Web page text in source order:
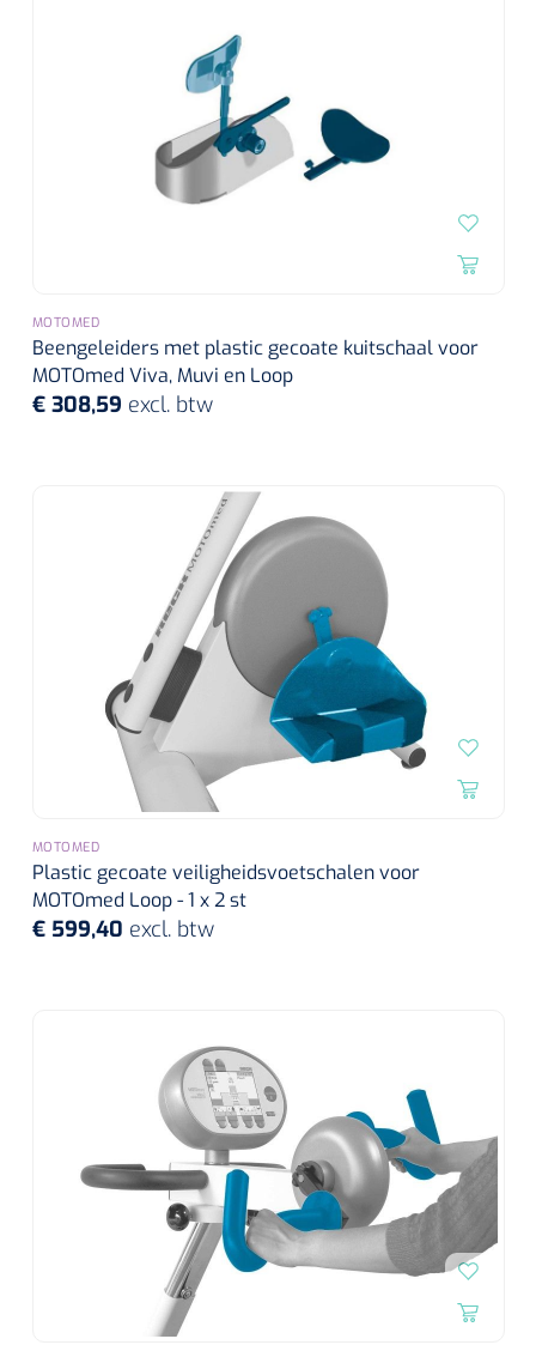
MOTOMED
Beengeleiders met plastic gecoate kuitschaal voor
MOTOmed Viva, Muvi en Loop
€ 308,59 excl. btw
MOTOMED
Plastic gecoate veiligheidsvoetschalen voor
MOTOmed Loop - 1 x 2 st
€ 599,40 excl. btw